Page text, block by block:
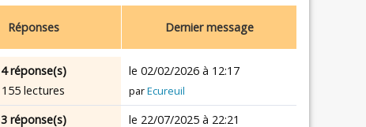
Réponses Dernier message
4 réponse(s)
155 lectures
le 02/02/2026 à 12:17
parEcureuil
3 réponse(s)
le 22/07/2025 à 22:21